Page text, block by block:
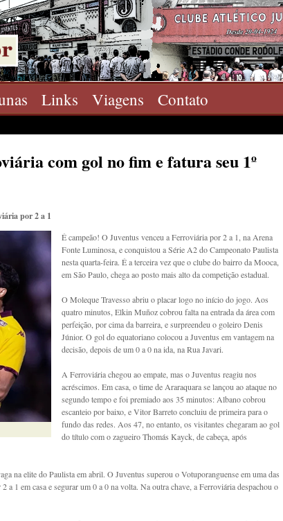
Links Viagens Contato
com gol no fim e fatura seu 1º
por 2 a 1
É campeão! O Juventus venceu a Ferroviária por 2 a 1, na Arena
Fonte Luminosa, e conquistou a Série A2 do Campeonato Paulista
nesta quarta-feira. É a terceira vez que o clube do bairro da Mooca,
em São Paulo, chega ao posto mais alto da competição estadual.
O Moleque Travesso abriu o placar logo no início do jogo. Aos
quatro minutos, Elkin Muñoz cobrou falta na entrada da área com
perfeição, por cima da barreira, e surpreendeu o goleiro Denis
Júnior. O gol do equatoriano colocou a Juventus em vantagem na
decisão, depois de um 0 a 0 na ida, na Rua Javari.
A Ferroviária chegou ao empate, mas o Juventus reagiu nos
acréscimos. Em casa, o time de Araraquara se lançou ao ataque no
segundo tempo e foi premiado aos 35 minutos: Albano cobrou
escanteio por baixo, e Vitor Barreto concluiu de primeira para o
fundo das redes. Aos 47, no entanto, os visitantes chegaram ao gol
do título com o zagueiro Thomás Kayck, de cabeça, após
na elite do Paulista em abril. O Juventus superou o Votuporanguense em uma das
a 1 em casa e segurar um 0 a 0 na volta. Na outra chave, a Ferroviária despachou o